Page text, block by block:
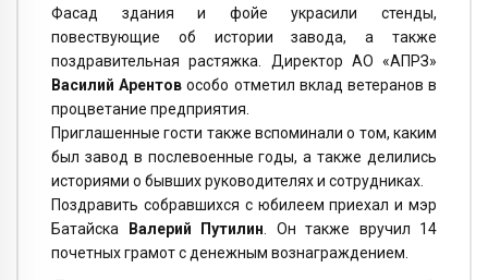
Фасад здания и фойе украсили стенды,
повествующие об истории завода, а также
поздравительная растяжка. Директор АО «АПРЗ»
Василий Арентов особо отметил вклад ветеранов в
процветание предприятия.
Приглашенные гости также вспоминали о том, каким
был завод в послевоенные годы, а также делились
историями о бывших руководителях и сотрудниках.
Поздравить собравшихся с юбилеем приехал и мэр
Батайска
Валерий Путилин. Он также вручил 14
почетных грамот с денежным вознаграждением.